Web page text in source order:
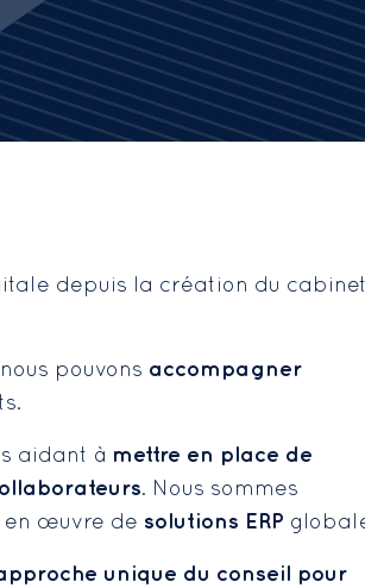
depuis la création du cabinet
pouvons accompagner
aidant à mettre en place de
. Nous sommes
en œuvre de solutions ERP
unique du conseil pour